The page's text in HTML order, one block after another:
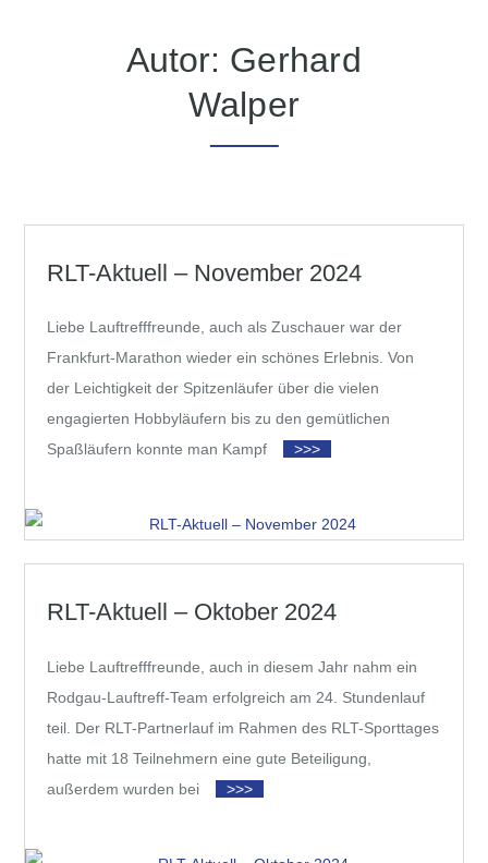
Autor: Gerhard
Walper
RLT-Aktuell – November 2024
Liebe Lauftrefffreunde, auch als Zuschauer war der
Frankfurt-Marathon wieder ein schönes Erlebnis. Von
der Leichtigkeit der Spitzenläufer über die vielen
engagierten Hobbyläufern bis zu den gemütlichen
Spaßläufern konnte man Kampf
>>>
RLT-Aktuell – Oktober 2024
Liebe Lauftrefffreunde, auch in diesem Jahr nahm ein
Rodgau-Lauftreff-Team erfolgreich am 24. Stundenlauf
teil. Der RLT-Partnerlauf im Rahmen des RLT-Sporttages
hatte mit 18 Teilnehmern eine gute Beteiligung,
außerdem wurden bei
>>>